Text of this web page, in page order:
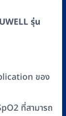
รุ่น
ของ
ที่สามารถ